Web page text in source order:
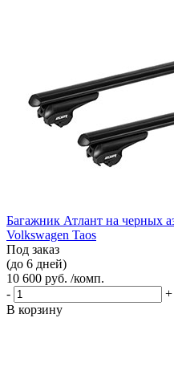
Багажник Атлант на черных
Volkswagen Taos
Под заказ
(до 6 дней)
10 600 руб. /комп.
-
+
В корзину